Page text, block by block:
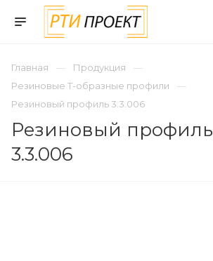
Главная
Продукция
Резиновые Т-образные профили
Резиновый профиль 3.3.006
Резиновый профиль
3.3.006